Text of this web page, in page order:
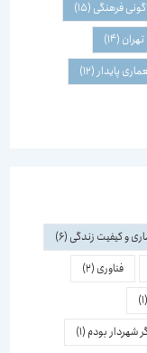
فرهنگی(15)
(14)
پایدار(12)
و کیفیت زندگی(6)
فناوری(2)
بودم(1)